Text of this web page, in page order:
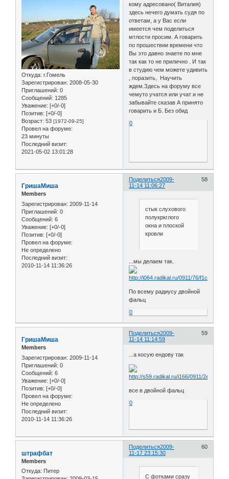
Откуда: г.Гомель
Зарегистрирован: 2008-05-30
Приглашений: 0
Сообщений: 1285
Уважение: [+0/-0]
Позитив: [+0/-0]
Возраст: 53 [1972-09-25]
Провел на форуме:
23 минуты
Последний визит:
2021-05-02 13:01:28
кому адресовано( Виталия)
здесь нечего думать судя по
ответам, а у Вас если
имеется чем поделиться
мтлости просим. А говарить
по прошествии времени что
Вы это давно знаете по мне
так как то не прилично . И так
в студию чем можете удивить
, поразить, Научить
ждем.Здесь на форуму все
чемуто учатся или учат и не
забывайте сказав А принято
говарить и Б. Без обид
0
Поделиться 58
2009-
11-14 11:06:27
ГришаМиша
Members
Зарегистрирован: 2009-11-14
Приглашений: 0
Сообщений: 6
Уважение: [+0/-0]
Позитив: [+0/-0]
Провел на форуме:
Не определено
Последний визит:
2010-11-14 11:36:26
стык слухового
полукркглого
окна и плоской
кровли
...мы делаем так.
По всему радиусу двойной
фальц
0
Поделиться 59
2009-
11-14 11:14:59
ГришаМиша
Members
Зарегистрирован: 2009-11-14
Приглашений: 0
Сообщений: 6
Уважение: [+0/-0]
Позитив: [+0/-0]
Провел на форуме:
Не определено
Последний визит:
2010-11-14 11:36:26
...а косую ендову так
все в двойной фальц
0
Поделиться 60
2009-
11-17 23:15:30
штрафбат
Members
Откуда: Питер
С фотками сразу